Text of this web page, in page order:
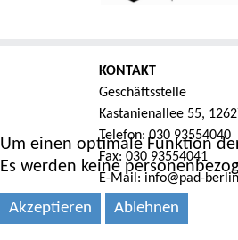
KONTAKT
Geschäftsstelle
Kastanienallee 55,
Telefon: 030 93554040
Fax: 030 93554041
E-Mail: info@pad-
Um einen optimale Funktion
Es werden keine
Akzeptieren Ablehnen